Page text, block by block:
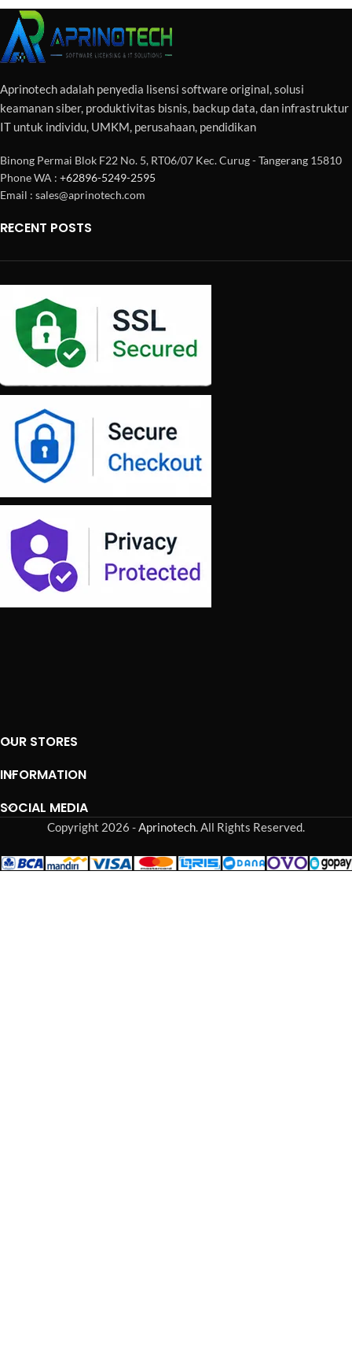
Aprinotech adalah penyedia lisensi software original, solusi
keamanan siber, produktivitas bisnis, backup data, dan infrastruktur
IT untuk individu, UMKM, perusahaan, pendidikan
Binong Permai Blok F22 No. 5, RT06/07 Kec. Curug - Tangerang 15810
Phone WA : +62896-5249-2595
Email : sales@aprinotech.com
RECENT POSTS
OUR STORES
INFORMATION
SOCIAL MEDIA
Copyright 2026 -Aprinotech. All Rights Reserved.